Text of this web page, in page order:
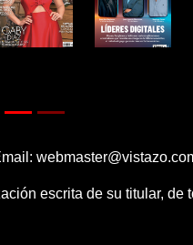
escrita de su titular, de